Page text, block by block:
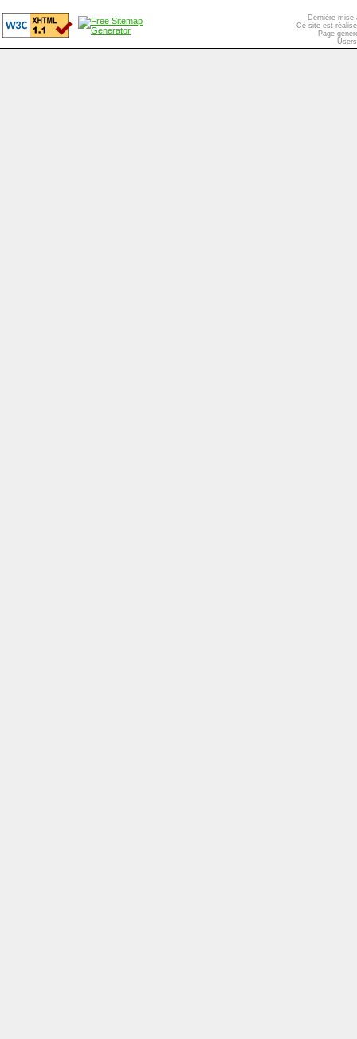
Dernière mise
Ce site est
Page